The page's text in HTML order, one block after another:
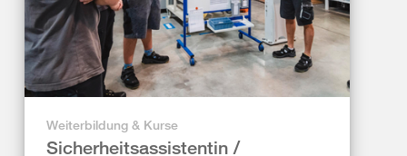
Weiterbildung & Kurse
Sicherheitsassistentin /